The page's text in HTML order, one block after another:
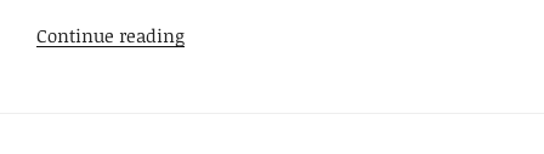
Continue readingInterpersonelle